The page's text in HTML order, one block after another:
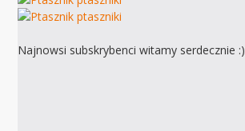
Najnowsi subskrybenci witamy serdecznie :)